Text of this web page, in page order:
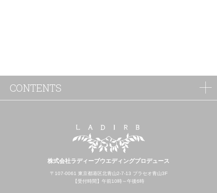
株式会社ラディーブウエディングプロデュース
〒107-0061 東京都港区北青山2-7-13 プラセオ青山3F
【受付時間】午前10時～午後6時
CONTENTS